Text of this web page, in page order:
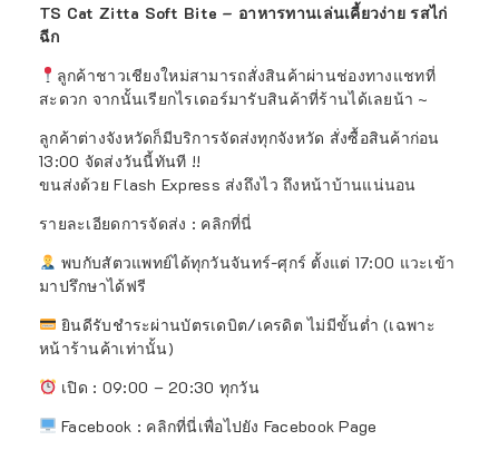
TS Cat Zitta Soft Bite – อาหารทานเล่นเคี้ยวง่าย รสไก่
ฉีก
ลูกค้าชาวเชียงใหม่สามารถสั่งสินค้าผ่านช่องทางแชทที่
สะดวก จากนั้นเรียกไรเดอร์มารับสินค้าที่ร้านได้เลยน้า ~
ลูกค้าต่างจังหวัดก็มีบริการจัดส่งทุกจังหวัด สั่งซื้อสินค้าก่อน
13:00 จัดส่งวันนี้ทันที !!
ขนส่งด้วย Flash Express ส่งถึงไว ถึงหน้าบ้านแน่นอน
รายละเอียดการจัดส่ง : คลิกที่นี่
พบกับสัตวแพทย์ได้ทุกวันจันทร์-ศุกร์ ตั้งแต่ 17:00 แวะเข้า
มาปรึกษาได้ฟรี
ยินดีรับชำระผ่านบัตรเดบิต/เครดิต ไม่มีขั้นต่ำ (เฉพาะ
หน้าร้านค้าเท่านั้น)
เปิด : 09:00 – 20:30 ทุกวัน
Facebook : คลิกที่นี่เพื่อไปยัง Facebook Page